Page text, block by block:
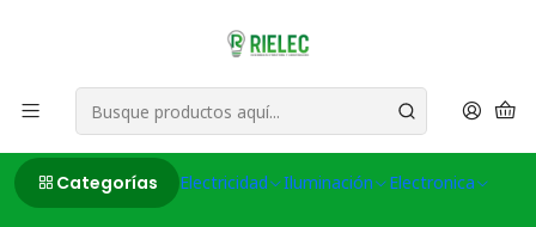
Categorías Electricidad Iluminación Electronica